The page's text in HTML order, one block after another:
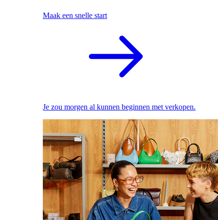
Maak een snelle start
Je zou morgen al kunnen beginnen met verkopen.